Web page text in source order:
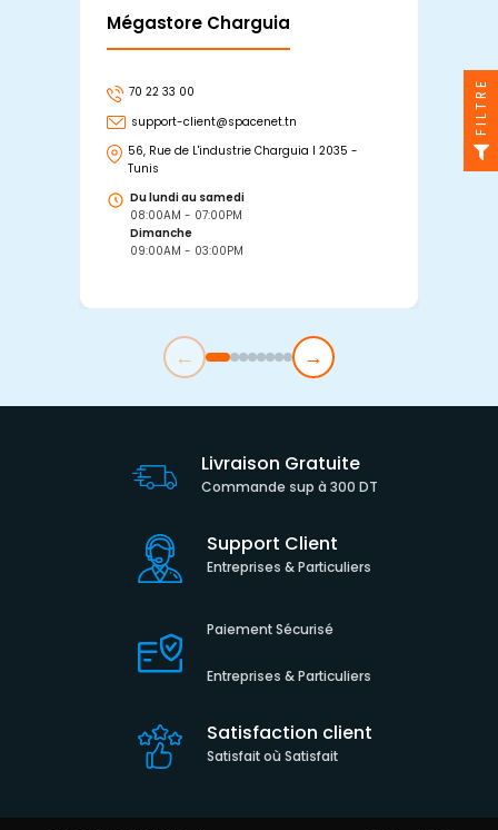
Mégastore Charguia
70 22 33 00
support-client@spacenet.tn
56, Rue de L'industrie Charguia I 2035 -
Tunis
Du lundi au samedi
08:00AM - 07:00PM
Dimanche
09:00AM - 03:00PM
← →
Livraison Gratuite
Commande sup à 300 DT
Support Client
Entreprises & Particuliers
Paiement Sécurisé
Entreprises & Particuliers
Satisfaction client
Satisfait où Satisfait
FILTRE